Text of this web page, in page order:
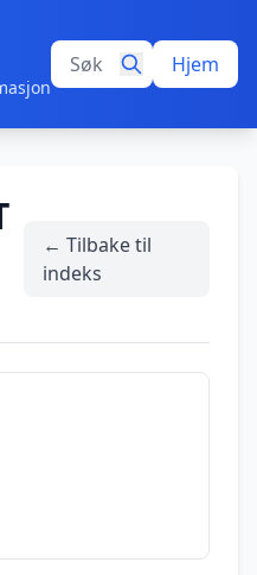
Hjem
← Tilbake til
indeks